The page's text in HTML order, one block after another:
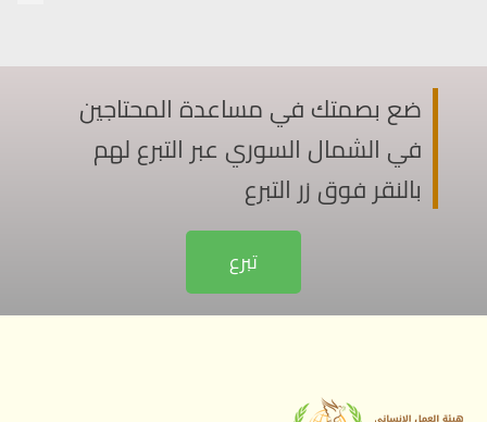
ضع بصمتك في مساعدة المحتاجين
في الشمال السوري عبر التبرع لهم
بالنقر فوق زر التبرع
تبرع